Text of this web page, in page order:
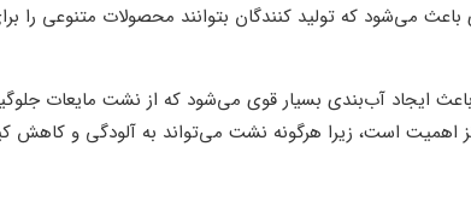
می‌شود که تولید کنندگان بتوانند محصولات متنوعی را
ایجاد آب‌بندی بسیار قوی می‌شود که از نشت مایعات
است، زیرا هرگونه نشت می‌تواند به آلودگی و کاهش